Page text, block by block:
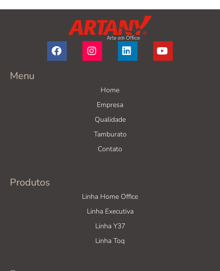
Menu
Home
Empresa
Qualidade
Tamburato
Contato
Produtos
Linha Home Office
Linha Executiva
Linha Y37
Linha Toq